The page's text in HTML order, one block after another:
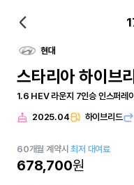
현대
스타리아 하이브
1.6 HEV 라운지 7인승 인스퍼레
2025.04 하이브리드
60개월 계약시최저 대여료
678,700원